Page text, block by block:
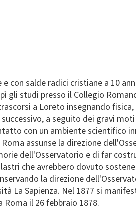
salde radici cristiane a 10
gli studi presso il Collegio
a Loreto insegnando
a seguito dei gravi
con un ambiente scientifico
assunse la direzione
dell'Osservatorio e di far
che avrebbero dovuto
la direzione
La Sapienza. Nel 1877 si
il 26 febbraio 1878.